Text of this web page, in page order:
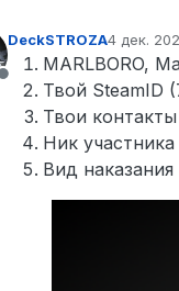
Не в сети
DeckSTROZA4 дек.
MARLBORO,
Твой SteamID
Твои контакты
Ник
Вид наказания